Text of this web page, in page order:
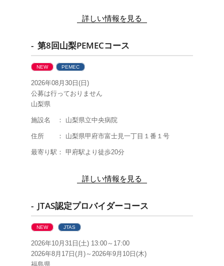
詳しい情報を見る
- 第8回山梨PEMECコース
NEW PEMEC
2026年08月30日(日)
公募は行っておりません
山梨県
施設名 ： 山梨県立中央病院
住所 ： 山梨県甲府市富士見一丁目１番１号
最寄り駅： 甲府駅より徒歩20分
詳しい情報を見る
- JTAS認定プロバイダーコース
NEW JTAS
2026年10月31日(土) 13:00～17:00
2026年8月17日(月)～2026年9月10日(木)
福島県